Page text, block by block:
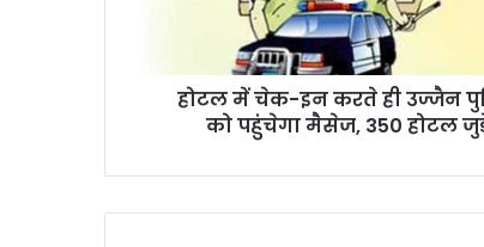
होटल में चेक-इन करते ही उज्जैन
को पहुंचेगा मैसेज, 350 होटल